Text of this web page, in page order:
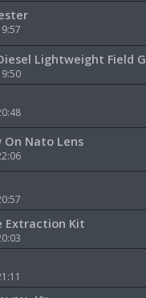
Lightweight Field
On Nato Lens
Extraction Kit